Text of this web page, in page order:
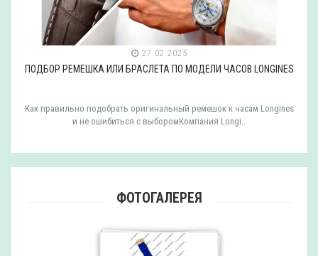
27.02.2025
ПОДБОР РЕМЕШКА ИЛИ БРАСЛЕТА ПО МОДЕЛИ ЧАСОВ LONGINES
Как правильно подобрать оригинальный ремешок к часам Longines
и не ошибиться с выборомКомпания Longi..
ФОТОГАЛЕРЕЯ